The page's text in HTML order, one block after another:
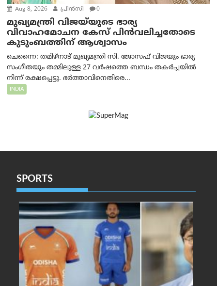
Aug 8, 2026 പ്രിന്‍സി 0
മുഖ്യമന്ത്രി വിജയ്‌യുടെ ഭാര്യ
വിവാഹമോചന കേസ് പിൻവലിച്ചതോടെ
കുടുംബത്തിന് ആശ്വാസം
ചെന്നൈ: തമിഴ്‌നാട് മുഖ്യമന്ത്രി സി. ജോസഫ് വിജയും ഭാര്യ
സംഗീതയും തമ്മിലുള്ള 27 വർഷത്തെ ബന്ധം തകർച്ചയിൽ
നിന്ന് രക്ഷപ്പെട്ടു. ഭർത്താവിനെതിരെ...
INDIA
SPORTS